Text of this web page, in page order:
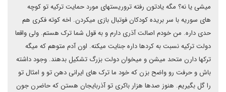
میشی یا نه؟ مگه یادتون رفته تروریستهای مورد حمایت ترکیه تو کوچه
های سوریه با سر بریده کودکان فوتبال بازی میکردن. اخه کوته فکری هم
حدی داره. من خودم اصالت آذری دارم و به قول شما ترک هستم. ولی واقعا
دولت ترکیه نسبت به کردها داره جنایت میکنه. اون آدم متوهم که میگه
ترکها دارن متحد میشن و میخوان دولت بزرگ تشکیل بدهند. وجود داشته
باش و حرفت رو واضح بزن که خود ما ترک های ایرانی دهن تو و امثال تو
را گل بگیریم. هنوز صدها هزار باکری تو آذربایجان هستن که حاضرن جون